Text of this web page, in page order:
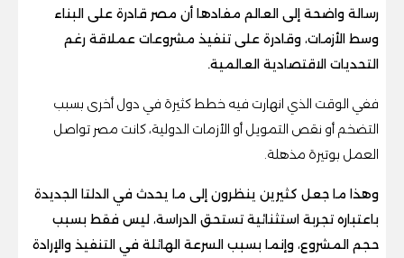
رسالة واضحة إلى العالم مفادها أن مصر قادرة على البناء
وسط الأزمات، وقادرة على تنفيذ مشروعات عملاقة رغم
التحديات الاقتصادية العالمية.
ففي الوقت الذي انهارت فيه خطط كثيرة في دول أخرى بسبب
التضخم أو نقص التمويل أو الأزمات الدولية، كانت مصر تواصل
العمل بوتيرة مذهلة.
وهذا ما جعل كثيرين ينظرون إلى ما يحدث في الدلتا الجديدة
باعتباره تجربة استثنائية تستحق الدراسة، ليس فقط بسبب
حجم المشروع، وإنما بسبب السرعة الهائلة في التنفيذ والإرادة